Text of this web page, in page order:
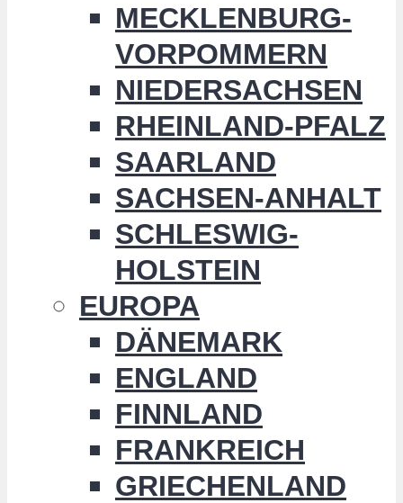
MECKLENBURG-
VORPOMMERN
NIEDERSACHSEN
RHEINLAND-PFALZ
SAARLAND
SACHSEN-ANHALT
SCHLESWIG-
HOLSTEIN
EUROPA
DÄNEMARK
ENGLAND
FINNLAND
FRANKREICH
GRIECHENLAND